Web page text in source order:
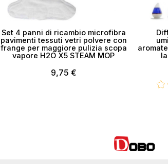
Set 4 panni di ricambio microfibra
pavimenti tessuti vetri polvere con
frange per maggiore pulizia scopa
vapore H2O X5 STEAM MOP
9,75 €